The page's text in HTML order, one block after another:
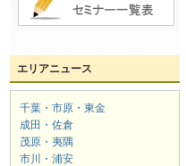
エリアニュース
千葉・市原・東金
成田・佐倉
茂原・夷隅
市川・浦安